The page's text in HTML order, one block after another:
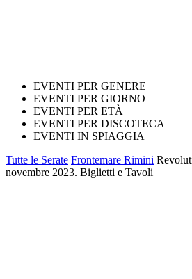
EVENTI PER GENERE
EVENTI PER GIORNO
EVENTI PER ETÀ
EVENTI PER DISCOTECA
EVENTI IN SPIAGGIA
Tutte le Serate Frontemare Rimini
novembre 2023. Biglietti e Tavoli